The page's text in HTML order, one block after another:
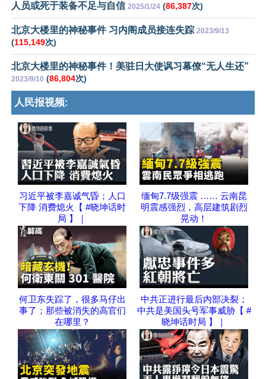
人员或死于装备不足与自信 2025/1/24 (86,387次)
北京大楼里的神秘事件 习内阁成员接连失踪 2023/9/13
(115,149次)
北京大楼里的神秘事件！美驻日大使讽习幕僚“无人生还”
2023/9/10 (86,804次)
人民报视频:
习近平被李嘉诚气昏；人口
下降 消费熄火【 #晓坤话时
局 】｜
缅甸7.7级强震 …… 云南昆
明震感强烈，高层建筑剧烈
晃动！
何卫东失踪了，很多马仔出
事了；那些被消失的高官们
在哪里？
中共正进行最后内部决裂；
中共是美国头号军事威胁【 #
晓坤话时局 】｜